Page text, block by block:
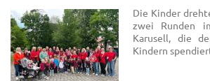
Die Kinder
zwei Runden
Karusell, die
Kindern